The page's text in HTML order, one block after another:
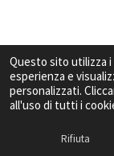
Questo sito utilizza i
esperienza e
personalizzati.
all'uso di tutti i
Rifiuta